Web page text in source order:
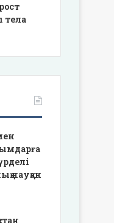
тела
науқан